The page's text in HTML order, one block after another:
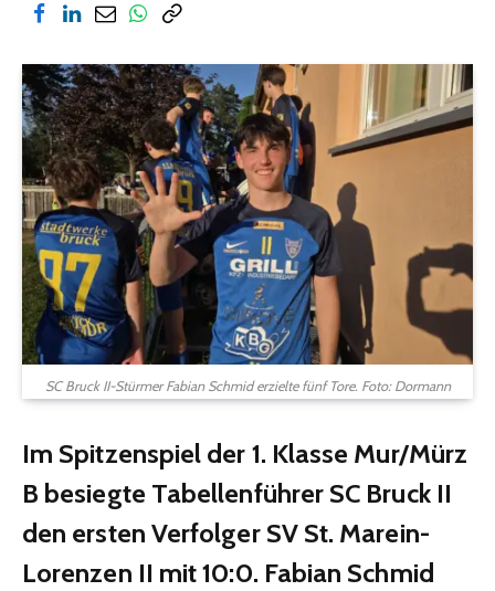
SC Bruck II-Stürmer Fabian Schmid erzielte fünf Tore. Foto: Dormann
Im Spitzenspiel der 1. Klasse Mur/Mürz
B besiegte Tabellenführer SC Bruck II
den ersten Verfolger SV St. Marein-
Lorenzen II mit 10:0. Fabian Schmid